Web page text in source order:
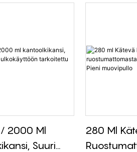
2000 Ml
Suuri
280 Ml